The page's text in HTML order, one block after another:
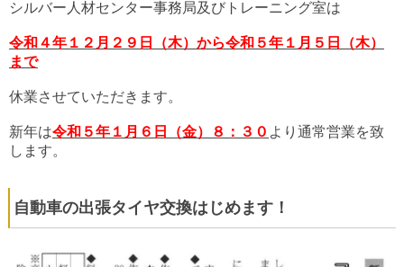
シルバー人材センター事務局及びトレーニング室は
令和４年１２月２９日（木）から令和５年１月５日（木）
まで
休業させていただきます。
新年は令和５年１月６日（金）８：３０ より通常営業を致
します。
自動車の出張タイヤ交換はじめます！